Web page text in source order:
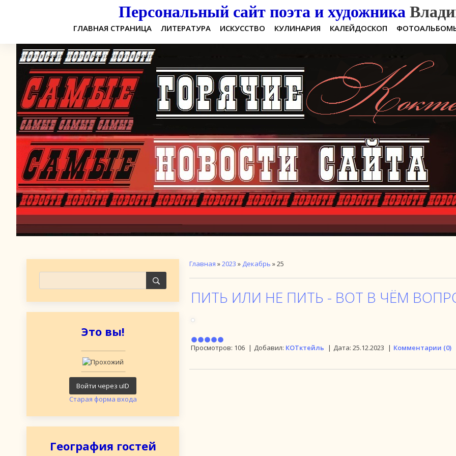
Персональный сайт поэта и художника
ГЛАВНАЯ СТРАНИЦА ЛИТЕРАТУРА ИСКУССТВО КУЛИНАРИЯ КАЛЕЙДОСКОП
Это вы!
Войти через uID
Старая форма входа
География гостей
Главная »2023 » Декабрь »25
ПИТЬ ИЛИ НЕ ПИТЬ - ВОТ В ЧЁМ
Просмотров: 106 | Добавил: КОТктейль | Дата: 25.12.2023 | Комментарии (0)